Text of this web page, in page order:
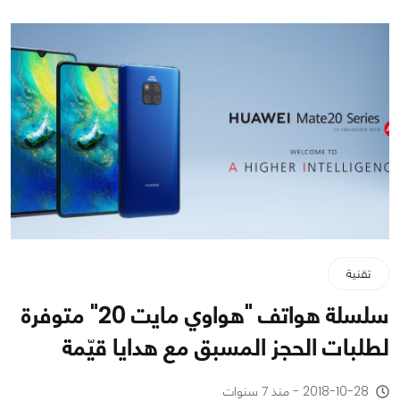
تقنية
سلسلة هواتف "هواوي مايت 20" متوفرة
لطلبات الحجز المسبق مع هدايا قيّمة
2018-10-28 - منذ 7 سنوات